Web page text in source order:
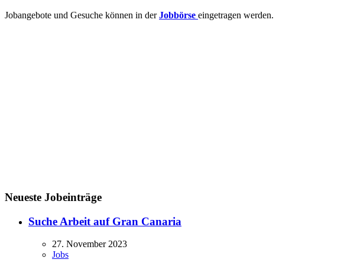
Jobangebote und Gesuche können in derJobbörse eingetragen werden.
Neueste Jobeinträge
Suche Arbeit auf Gran Canaria
27. November 2023
Jobs